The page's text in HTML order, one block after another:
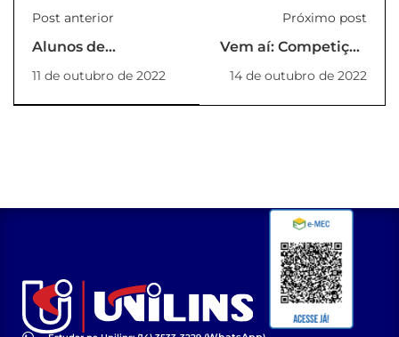
Post anterior
Alunos de
Engenharia Civil e
Arquitetura e
Urbanismo participam
11 de outubro de 2022
Próximo post
Vem aí: Competição
de Barcos 2022!
14 de outubro de 2022